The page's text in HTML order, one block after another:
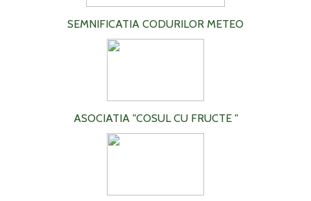
SEMNIFICATIA CODURILOR METEO
ASOCIATIA "COSUL CU FRUCTE "